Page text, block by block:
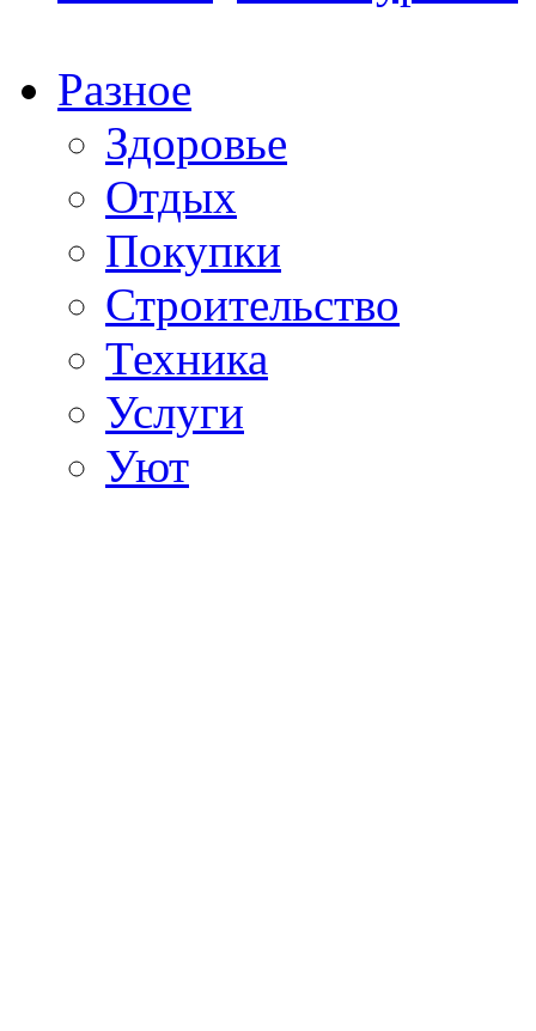
Разное
Здоровье
Отдых
Покупки
Строительство
Техника
Услуги
Уют